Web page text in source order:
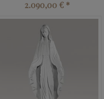
2.090,00 € *